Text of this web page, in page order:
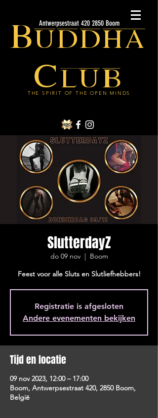
Buddha
Club
THE SPIRIT OF THE OPEN MINDS
Antwerpsestraat 420 2850 Boom
SlutterdayZ
do 09 nov
  |
Boom
Feest voor alle Sluts en Slutliefhebbers!
Registratie is afgesloten
Andere evenementen bekijken
Tijd en locatie
09 nov 2023, 12:00 – 17:00
Boom, Antwerpsestraat 420, 2850 Boom,
België